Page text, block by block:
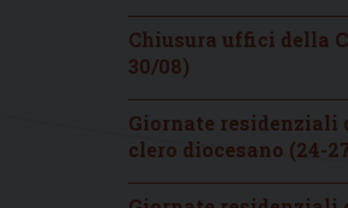
Chiusura uffici della
30/08)
Giornate residenziali
clero diocesano (24-